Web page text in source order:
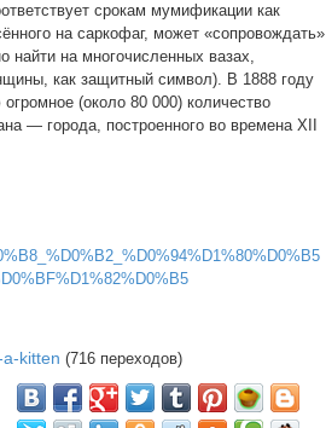
срокам мумификации как
на саркофаг, может «сопровождать»
найти на многочисленных вазах,
как защитный символ). В 1888 году
(около 80 000) количество
— города, построенного во времена XII
kitten (716 переходов)